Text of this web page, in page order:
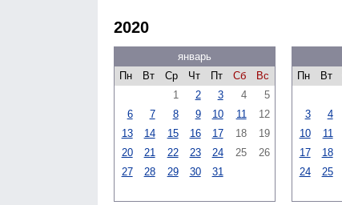
2020
январь
Пн
Вт Ср Чт Пт Сб
Вс
1
2 3 4
5
6
7 8 9 10 11
12
13
14 15 16 17 18
19
20
21 22 23 24 25
26
27
28 29 30 31
Пн
Вт
3
4
10
11
17
18
24
25